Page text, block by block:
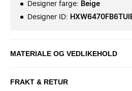
Designer farge: Beige
Designer ID:
MATERIALE OG VEDLIKEHOLD
FRAKT & RETUR